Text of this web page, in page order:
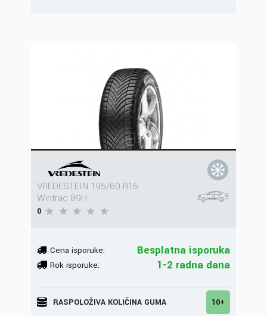
VREDESTEIN 195/60 R16
Wintrac 89H
0
Cena isporuke: Besplatna isporuka
Rok isporuke: 1-2 radna dana
RASPOLOŽIVA KOLIČINA GUMA 10+